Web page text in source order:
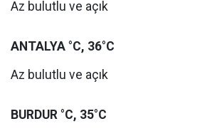
Az bulutlu ve açık
ANTALYA °C, 36°C
Az bulutlu ve açık
BURDUR °C, 35°C